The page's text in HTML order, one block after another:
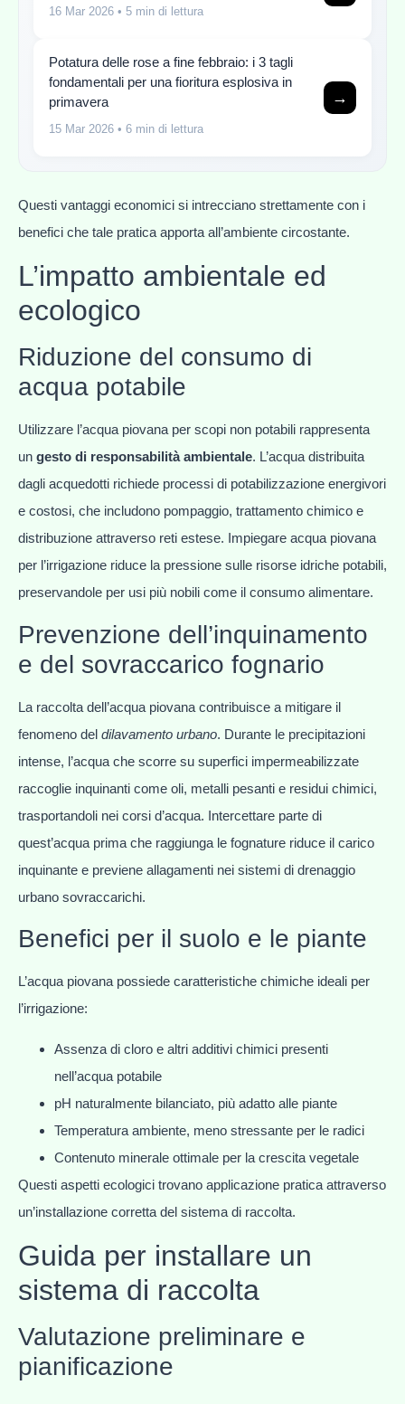
16 Mar 2026 • 5 min di lettura
Potatura delle rose a fine febbraio: i 3 tagli
fondamentali per una fioritura esplosiva in
primavera
15 Mar 2026 • 6 min di lettura
→
Questi vantaggi economici si intrecciano strettamente con i
benefici che tale pratica apporta all’ambiente circostante.
L’impatto ambientale ed
ecologico
Riduzione del consumo di
acqua potabile
Utilizzare l’acqua piovana per scopi non potabili rappresenta
un gesto di responsabilità ambientale. L’acqua distribuita
dagli acquedotti richiede processi di potabilizzazione energivori
e costosi, che includono pompaggio, trattamento chimico e
distribuzione attraverso reti estese. Impiegare acqua piovana
per l’irrigazione riduce la pressione sulle risorse idriche potabili,
preservandole per usi più nobili come il consumo alimentare.
Prevenzione dell’inquinamento
e del sovraccarico fognario
La raccolta dell’acqua piovana contribuisce a mitigare il
fenomeno del dilavamento urbano. Durante le precipitazioni
intense, l’acqua che scorre su superfici impermeabilizzate
raccoglie inquinanti come oli, metalli pesanti e residui chimici,
trasportandoli nei corsi d’acqua. Intercettare parte di
quest’acqua prima che raggiunga le fognature riduce il carico
inquinante e previene allagamenti nei sistemi di drenaggio
urbano sovraccarichi.
Benefici per il suolo e le piante
L’acqua piovana possiede caratteristiche chimiche ideali per
l’irrigazione:
Assenza di cloro e altri additivi chimici presenti
nell’acqua potabile
pH naturalmente bilanciato, più adatto alle piante
Temperatura ambiente, meno stressante per le radici
Contenuto minerale ottimale per la crescita vegetale
Questi aspetti ecologici trovano applicazione pratica attraverso
un’installazione corretta del sistema di raccolta.
Guida per installare un
sistema di raccolta
Valutazione preliminare e
pianificazione